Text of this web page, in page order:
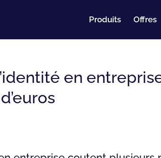
Produits Offres
en